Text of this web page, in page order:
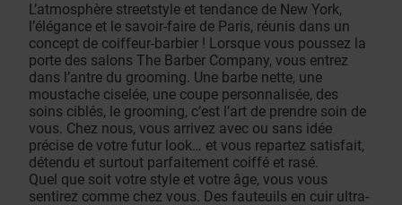
L’atmosphère streetstyle et tendance de New York,
l’élégance et le savoir-faire de Paris, réunis dans un
concept de coiffeur-barbier ! Lorsque vous poussez la
porte des salons The Barber Company, vous entrez
dans l’antre du grooming. Une barbe nette, une
moustache ciselée, une coupe personnalisée, des
soins ciblés, le grooming, c’est l’art de prendre soin de
vous. Chez nous, vous arrivez avec ou sans idée
précise de votre futur look… et vous repartez satisfait,
détendu et surtout parfaitement coiffé et rasé.
Quel que soit votre style et votre âge, vous vous
sentirez comme chez vous. Des fauteuils en cuir ultra-